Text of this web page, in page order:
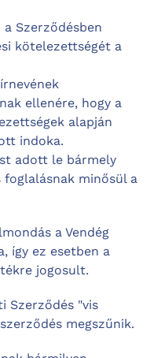
Szerződésben
kötelezettségét a
ellenére, hogy a
alapján
indoka.
adott le bármely
minősül a
a Vendég
így ez esetben a
jogosult.
Szerződés "vis
megszűnik.